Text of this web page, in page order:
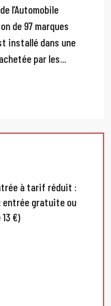
l’Automobile
de 97 marques
installé dans une
par les...
à tarif réduit :
entrée gratuite ou
€)